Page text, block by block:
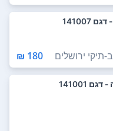
ב-תיקי ירושלים 180 ₪